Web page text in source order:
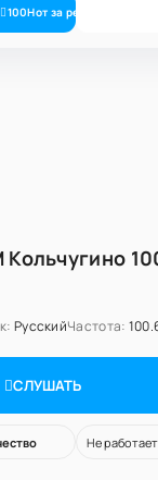
100Нот за регистрацию
Кольчугино
РусскийЧастота:
СЛУШАТЬ
Не